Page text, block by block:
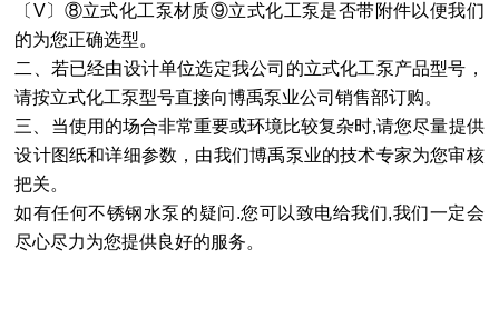
〔V〕⑧立式化工泵材质⑨立式化工泵是否带附件以便我们
的为您正确选型。
二、若已经由设计单位选定我公司的立式化工泵产品型号，
请按立式化工泵型号直接向博禹泵业公司销售部订购。
三、当使用的场合非常重要或环境比较复杂时,请您尽量提供
设计图纸和详细参数，由我们博禹泵业的技术专家为您审核
把关。
如有任何不锈钢水泵的疑问.您可以致电给我们,我们一定会
尽心尽力为您提供良好的服务。